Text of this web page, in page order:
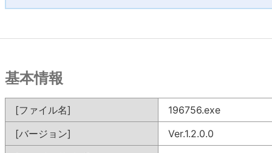
基本情報
[ファイル名]
196756.exe
[バージョン]
Ver.1.2.0.0